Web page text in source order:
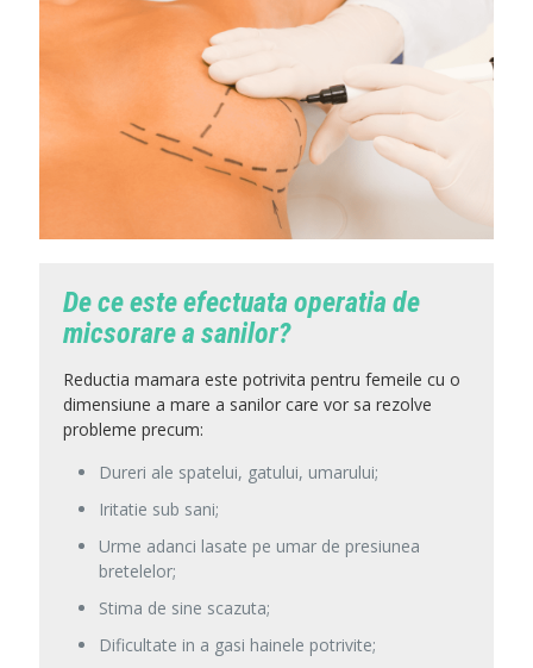
De ce este efectuata operatia de
micsorare a sanilor?
Reductia mamara este potrivita pentru femeile cu o
dimensiune a mare a sanilor care vor sa rezolve
probleme precum:
Dureri ale spatelui, gatului, umarului;
Iritatie sub sani;
Urme adanci lasate pe umar de presiunea
bretelelor;
Stima de sine scazuta;
Dificultate in a gasi hainele potrivite;